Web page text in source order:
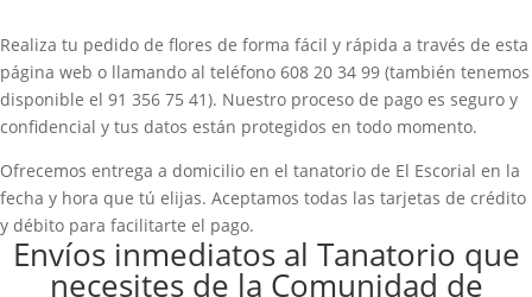
Realiza tu pedido de flores de forma fácil y rápida a través de esta
página web o llamando al teléfono 608 20 34 99 (también tenemos
disponible el 91 356 75 41). Nuestro proceso de pago es seguro y
confidencial y tus datos están protegidos en todo momento.
Ofrecemos entrega a domicilio en el tanatorio de El Escorial en la
fecha y hora que tú elijas. Aceptamos todas las tarjetas de crédito
y débito para facilitarte el pago.
Envíos inmediatos al Tanatorio que
necesites de la Comunidad de